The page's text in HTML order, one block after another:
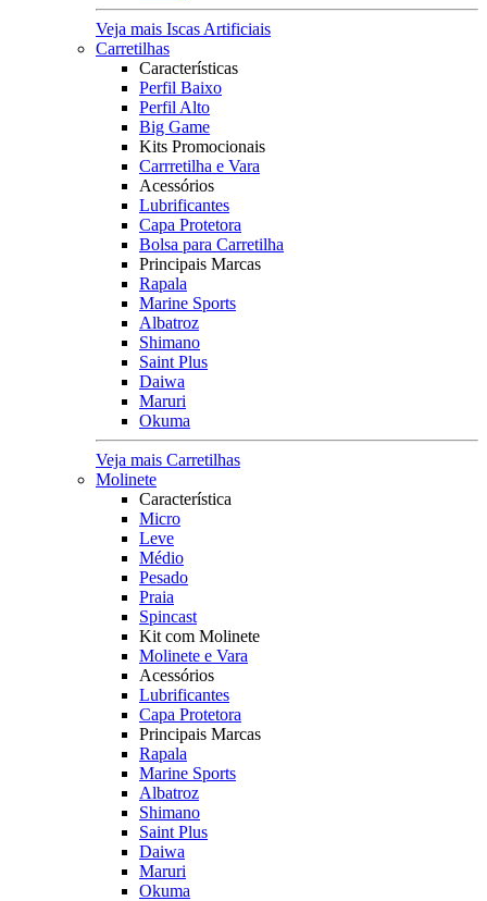
Veja mais Iscas Artificiais
Carretilhas
Características
Perfil Baixo
Perfil Alto
Big Game
Kits Promocionais
Carrretilha e Vara
Acessórios
Lubrificantes
Capa Protetora
Bolsa para Carretilha
Principais Marcas
Rapala
Marine Sports
Albatroz
Shimano
Saint Plus
Daiwa
Maruri
Okuma
Veja mais Carretilhas
Molinete
Característica
Micro
Leve
Médio
Pesado
Praia
Spincast
Kit com Molinete
Molinete e Vara
Acessórios
Lubrificantes
Capa Protetora
Principais Marcas
Rapala
Marine Sports
Albatroz
Shimano
Saint Plus
Daiwa
Maruri
Okuma